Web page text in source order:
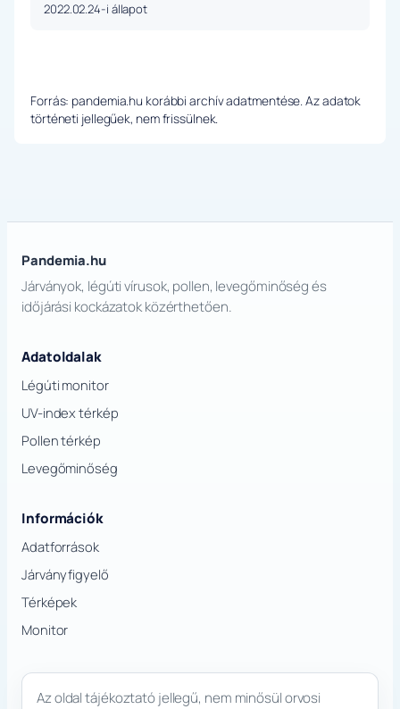
2022.02.24-i állapot
Forrás: pandemia.hu korábbi archív adatmentése. Az adatok
történeti jellegűek, nem frissülnek.
Pandemia.hu
Járványok, légúti vírusok, pollen, levegőminőség és
időjárási kockázatok közérthetően.
Adatoldalak
Légúti monitor
UV-index térkép
Pollen térkép
Levegőminőség
Információk
Adatforrások
Járványfigyelő
Térképek
Monitor
Az oldal tájékoztató jellegű, nem minősül orvosi